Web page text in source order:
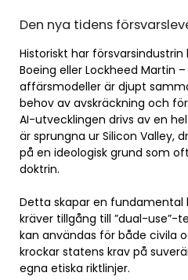
Den nya tidens
Historiskt har
Boeing eller Lockheed Martin
affärsmodeller är djupt
behov av avskräckning och
AI-utvecklingen drivs av en
är sprungna ur Silicon Valley,
på en ideologisk grund som
doktrin.
Detta skapar en fundamental
kräver tillgång till ”dual-use”-
kan användas för både civila
krockar statens krav på
egna etiska riktlinjer.